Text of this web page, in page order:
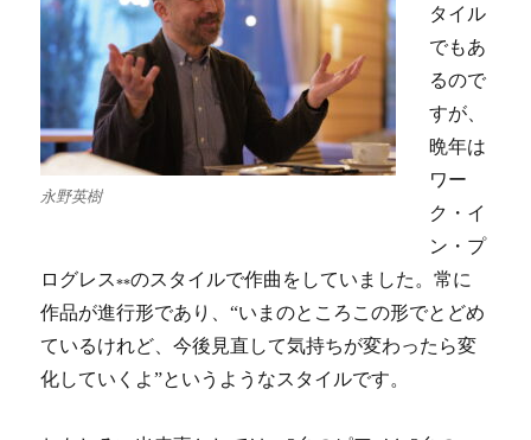
永野英樹
タイル
でもあ
るので
すが、
晩年は
ワー
ク・イ
ン・プ
ログレス**のスタイルで作曲をしていました。常に
作品が進行形であり、“いまのところこの形でとどめ
ているけれど、今後見直して気持ちが変わったら変
化していくよ”というようなスタイルです。